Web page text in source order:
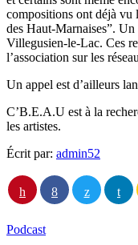
compositions ont déjà vu
des Haut-Marnaises”. Un
Villegusien-le-Lac. Ces
l’association sur les
Un appel est d’ailleurs
C’B.E.A.U est à la
les artistes.
Écrit par: admin52
Podcast